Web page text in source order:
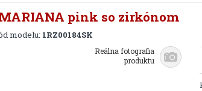
pink so zirkónom
modelu: 1RZ00184SK
Reálna fotografia
produktu